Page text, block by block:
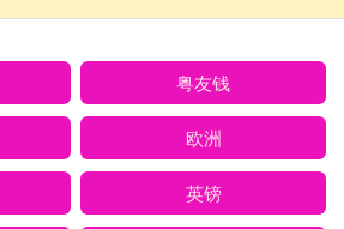
粤友钱
欧洲
英镑